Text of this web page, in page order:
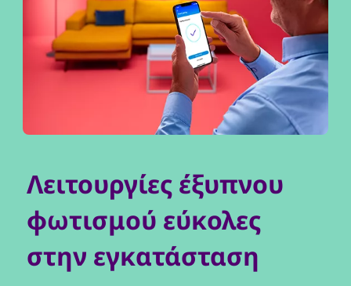
Λειτουργίες έξυπνου
φωτισμού εύκολες
στην εγκατάσταση